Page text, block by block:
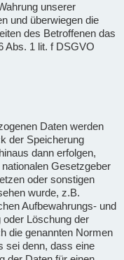
unserer
und überwiegen die
des Betroffenen das
Abs. 1 lit. f DSGVO
Daten werden
der Speicherung
dann erfolgen,
Gesetzgeber
oder sonstigen
wurde, z.B.
Aufbewahrungs- und
Löschung der
die genannten Normen
sei denn, dass eine